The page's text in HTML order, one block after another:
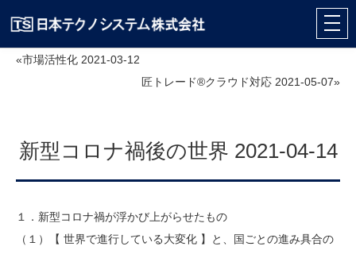
«市場活性化 2021-03-12
匠トレード®クラウド対応 2021-05-07»
新型コロナ禍後の世界 2021-04-14
１．新型コロナ禍が浮かび上がらせたもの
（１）【 世界で進行している大変化 】と、国ごとの進み具合の